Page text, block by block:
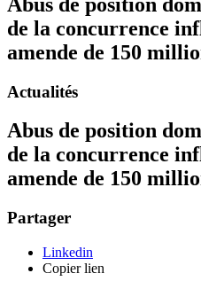
de la concurrence
amende de 150
Actualités
Abus de position
de la concurrence
amende de 150
Partager
Linkedin
Copier lien